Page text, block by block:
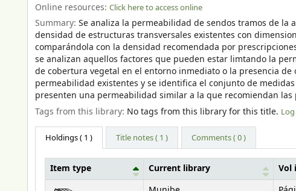
Online resources: Click here to access online
Summary: Se analiza la permeabilidad de sendos tramos de la
densidad de estructuras transversales existentes con
comparándola con la densidad recomendada por
se analizan aquellos factores que pueden estar limtando la
de cobertura vegetal en el entorno inmediato o la presencia
permeabilidad existentes y se identifica el conjunto de
presenten una permeabilidad similar a la que recomiendan las
Tags from this library: No tags from this library for this title.
Holdings( 1 ) Title notes ( 1 ) Comments ( 0 )
Holdings
Item type Current library Vol